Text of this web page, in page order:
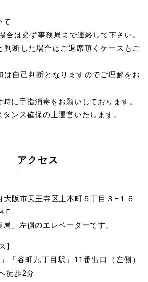
て
合は必ず事務局まで連絡して下さい。
判断した場合はご退席頂くケースもご
は自己判断となりますのでご理解をお
に手指消毒をお願いしております。
ンス確保の上運営いたします。
アクセス
阪市天王寺区上本町５丁目３−１６
F
」左側のエレベーターです。
】
「谷町九丁目駅」11番出口（左側）
徒歩2分